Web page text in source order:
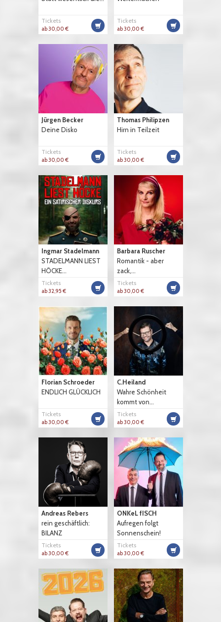
Tickets
ab 30,00 €
Tickets
ab 30,00 €
Jürgen Becker
Deine Disko
Tickets
ab 30,00 €
Thomas Philipzen
Hirn in Teilzeit
Tickets
ab 30,00 €
Ingmar Stadelmann
STADELMANN LIEST
HÖCKE...
Tickets
ab 32,95 €
Barbara Ruscher
Romantik - aber
zack,...
Tickets
ab 30,00 €
Florian Schroeder
ENDLICH GLÜCKLICH
Tickets
ab 30,00 €
C.Heiland
Wahre Schönheit
kommt von...
Tickets
ab 30,00 €
Andreas Rebers
rein geschäftlich:
BILANZ
Tickets
ab 30,00 €
ONKeL fISCH
Aufregen folgt
Sonnenschein!
Tickets
ab 30,00 €